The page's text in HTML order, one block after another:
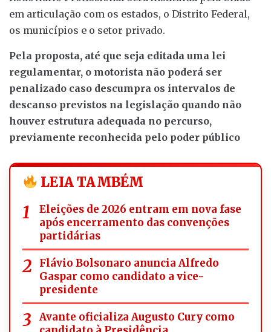
em articulação com os estados, o Distrito Federal,
os municípios e o setor privado.
Pela proposta, até que seja editada uma lei
regulamentar, o motorista não poderá ser
penalizado caso descumpra os intervalos de
descanso previstos na legislação quando não
houver estrutura adequada no percurso,
previamente reconhecida pelo poder público
LEIA TAMBÉM
Eleições de 2026 entram em nova fase
após encerramento das convenções
partidárias
Flávio Bolsonaro anuncia Alfredo
Gaspar como candidato a vice-
presidente
Avante oficializa Augusto Cury como